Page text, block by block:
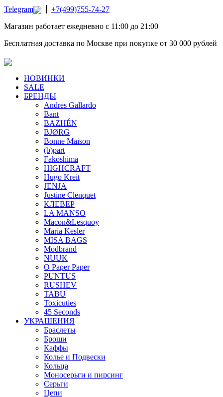
Telegram
+7(499)755-74-27
Магазин работает ежедневно с 11:00 до 21:00
Бесплатная доставка по Москве при покупке от 30 000 рублей
НОВИНКИ
SALE
БРЕНДЫ
Andres Gallardo
Bant
BAZHÉN
BJØRG
Bonne Maison
(b)part
Fakoshima
HIGHCRAFT
Hugo Kreit
JENJA
Justine Clenquet
КЛЕВЕР
LA MANSO
Macon&Lesquoy
Maria Kesler
MISA BAGS
Modbrand
NUUK
O Paper Paper
PUNTUS
RUSHEV
TABU
Toxicuties
45 Seconds
УКРАШЕНИЯ
Браслеты
Броши
Каффы
Колье и Подвески
Кольца
Моносерьги и пирсинг
Серьги
Цепи